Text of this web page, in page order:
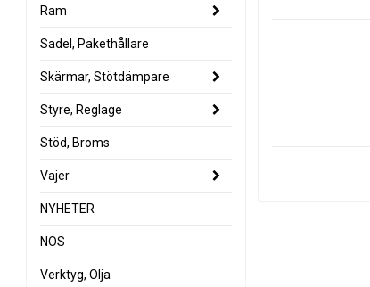
Ram
Sadel, Pakethållare
Skärmar, Stötdämpare
Styre, Reglage
Stöd, Broms
Vajer
NYHETER
NOS
Verktyg, Olja